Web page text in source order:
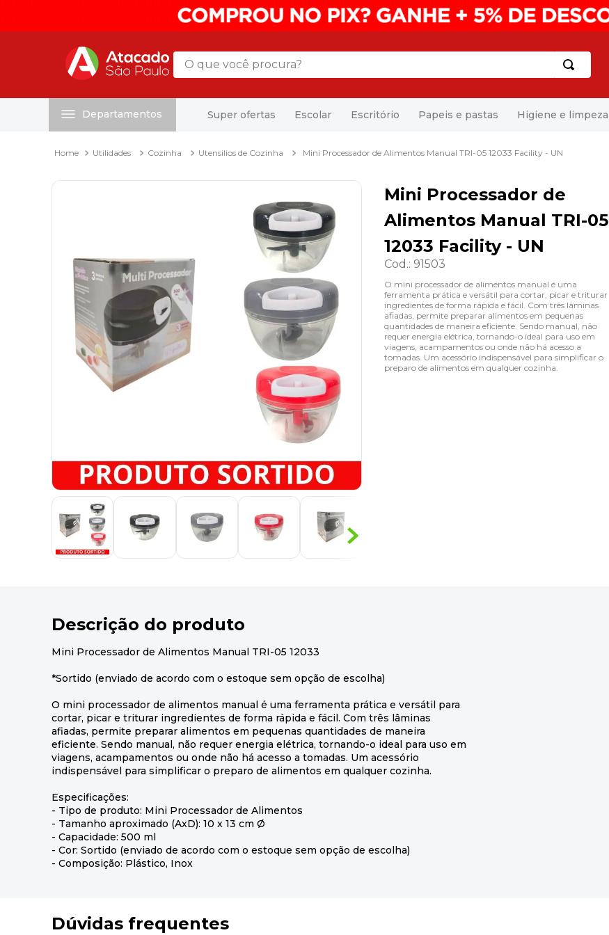
O que você procura?
Departamentos Super ofertas Escolar Escritório Papeis e pastas Higiene e limpeza
Utilidades Cozinha Utensilios de Cozinha Mini Processador de Alimentos Manual TRI-05 12033 Facility - UN
Mini Processador de
Alimentos Manual TRI-05
12033 Facility - UN
Cod.: 91503
O mini processador de alimentos manual é uma
ferramenta prática e versátil para cortar, picar e triturar
ingredientes de forma rápida e fácil. Com três lâminas
afiadas, permite preparar alimentos em pequenas
quantidades de maneira eficiente. Sendo manual, não
requer energia elétrica, tornando-o ideal para uso em
viagens, acampamentos ou onde não há acesso a
tomadas. Um acessório indispensável para simplificar o
preparo de alimentos em qualquer cozinha.
Descrição do produto
Mini Processador de Alimentos Manual TRI-05 12033
*Sortido (enviado de acordo com o estoque sem opção de escolha)
O mini processador de alimentos manual é uma ferramenta prática e versátil para
cortar, picar e triturar ingredientes de forma rápida e fácil. Com três lâminas
afiadas, permite preparar alimentos em pequenas quantidades de maneira
eficiente. Sendo manual, não requer energia elétrica, tornando-o ideal para uso em
viagens, acampamentos ou onde não há acesso a tomadas. Um acessório
indispensável para simplificar o preparo de alimentos em qualquer cozinha.
Especificações:
- Tipo de produto: Mini Processador de Alimentos
- Tamanho aproximado (AxD): 10 x 13 cm Ø
- Capacidade: 500 ml
- Cor: Sortido (enviado de acordo com o estoque sem opção de escolha)
- Composição: Plástico, Inox
Dúvidas frequentes
papel toalha
papel higienico
caixa organizadora
grampeador
desinfetante
marca texto